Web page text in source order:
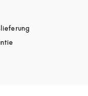
öffnet sich in